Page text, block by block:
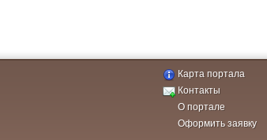
Карта портала
Контакты
О портале
Оформить заявку